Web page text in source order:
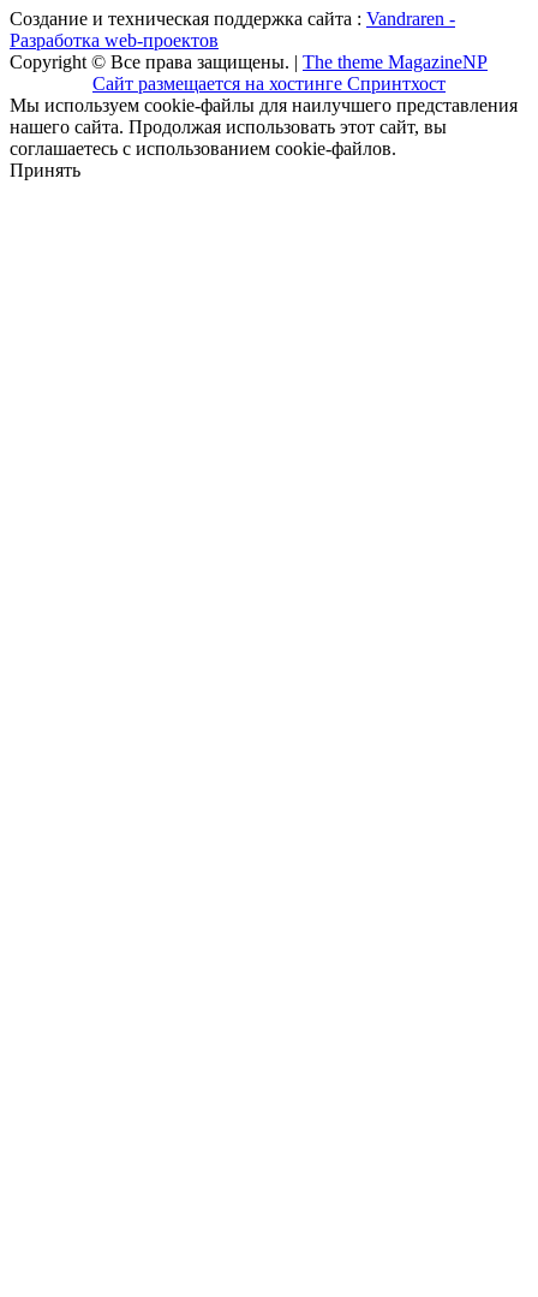
Создание и техническая поддержка сайта : Vandraren -
Разработка web-проектов
Copyright © Все права защищены. | The theme MagazineNP
Сайт размещается на хостинге Спринтхост
Мы используем cookie-файлы для наилучшего представления
нашего сайта. Продолжая использовать этот сайт, вы
соглашаетесь с использованием cookie-файлов.
Принять